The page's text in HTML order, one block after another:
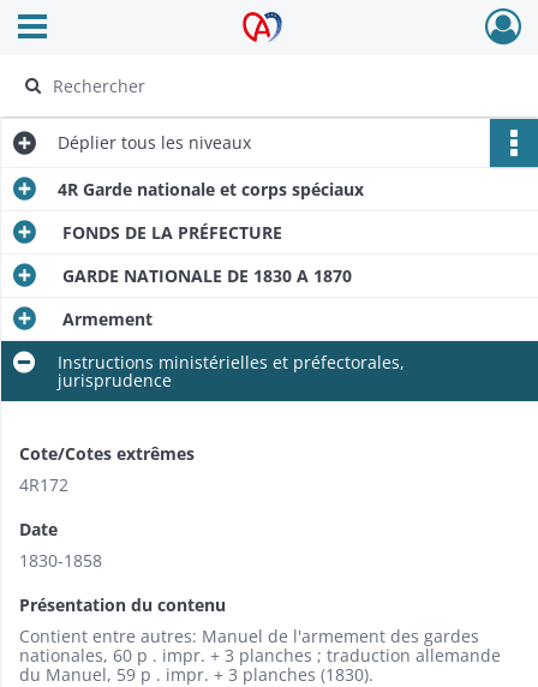
Archives Alsace - Colmar
Ouvrir le menu déroulant
Déplier tous les niveaux
4R Garde nationale et corps spéciaux
FONDS DE LA PRÉFECTURE
GARDE NATIONALE DE 1830 A 1870
Armement
Instructions ministérielles et préfectorales,
jurisprudence
Cote/Cotes extrêmes
4R172
Date
1830-1858
Présentation du contenu
Contient entre autres: Manuel de l'armement des gardes
nationales, 60 p . impr. + 3 planches ; traduction allemande
du Manuel, 59 p . impr. + 3 planches (1830).